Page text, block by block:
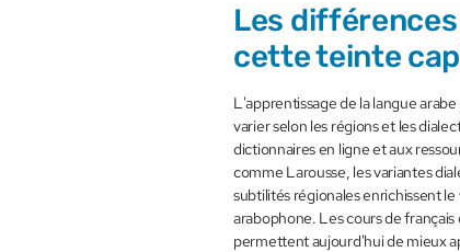
Les
cette teinte
L'apprentissage de la langue
varier selon les régions et les
dictionnaires en ligne et aux
comme Larousse, les variantes
subtilités régionales enrichissent
arabophone. Les cours de
permettent aujourd'hui de mieux